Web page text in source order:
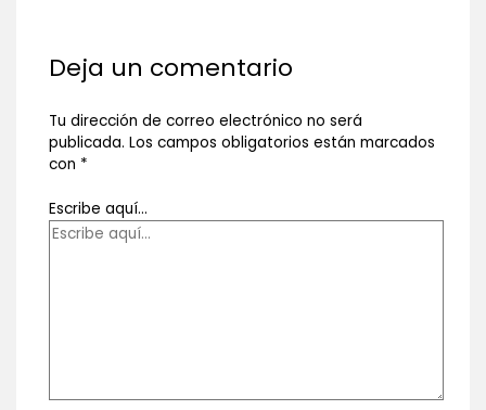
Deja un comentario
Tu dirección de correo electrónico no será
publicada. Los campos obligatorios están marcados
con *
Escribe aquí...